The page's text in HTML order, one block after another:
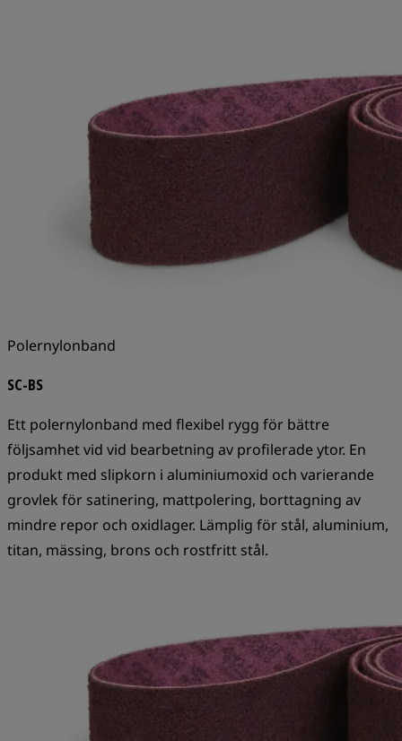
Polernylonband
SC-BS
Ett polernylonband med flexibel rygg för bättre
följsamhet vid vid bearbetning av profilerade ytor. En
produkt med slipkorn i aluminiumoxid och varierande
grovlek för satinering, mattpolering, borttagning av
mindre repor och oxidlager. Lämplig för stål, aluminium,
titan, mässing, brons och rostfritt stål.